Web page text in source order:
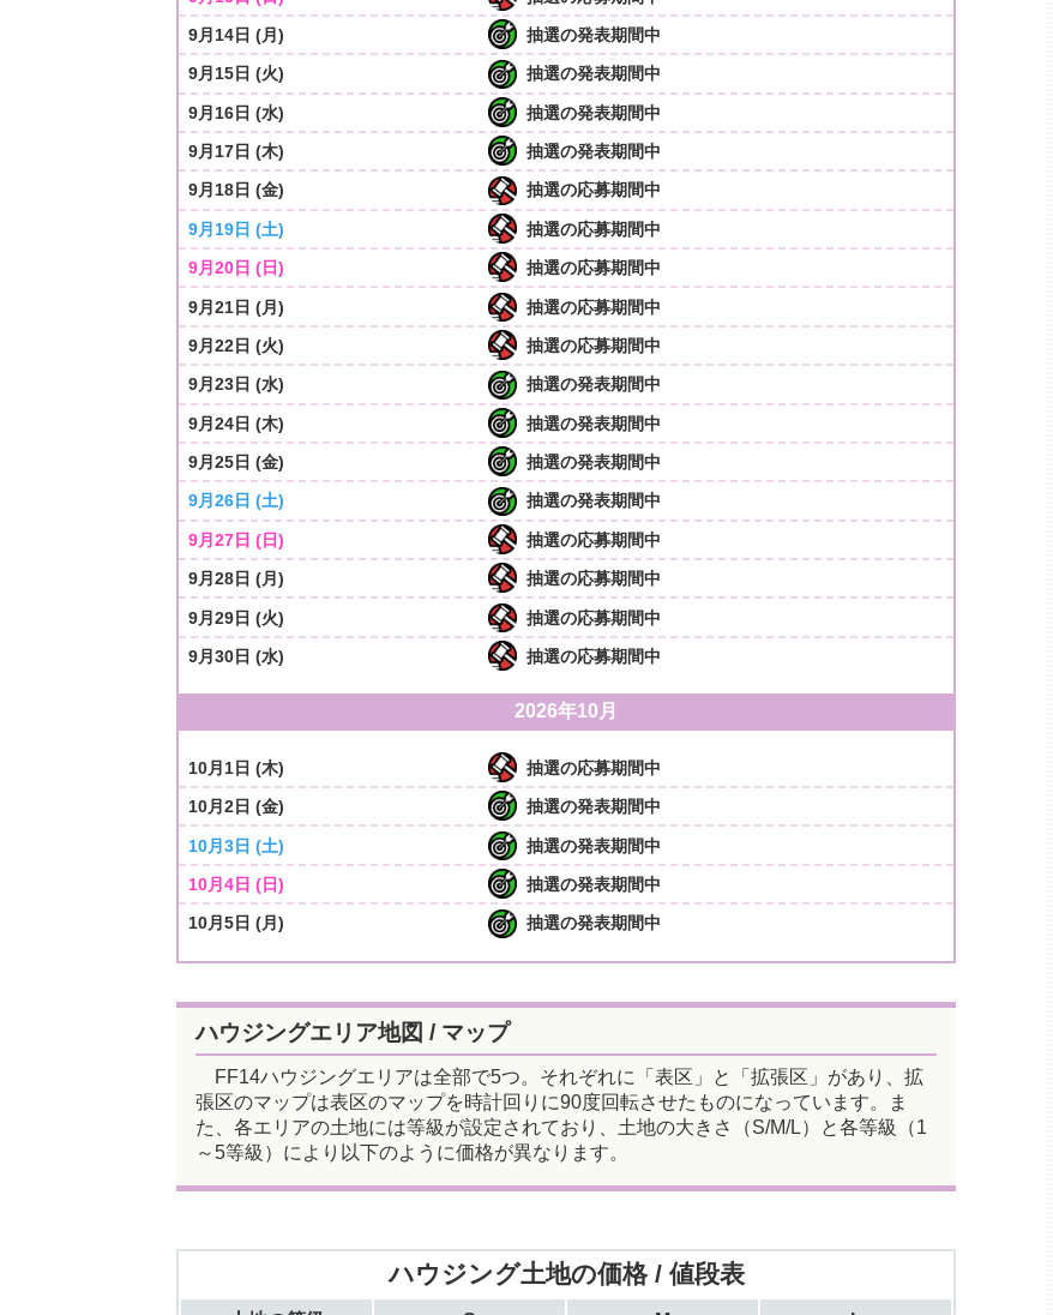
9月14日 (月) 抽選の発表期間中
9月15日 (火) 抽選の発表期間中
9月16日 (水) 抽選の発表期間中
9月17日 (木) 抽選の発表期間中
9月18日 (金) 抽選の応募期間中
9月19日 (土) 抽選の応募期間中
9月20日 (日) 抽選の応募期間中
9月21日 (月) 抽選の応募期間中
9月22日 (火) 抽選の応募期間中
9月23日 (水) 抽選の発表期間中
9月24日 (木) 抽選の発表期間中
9月25日 (金) 抽選の発表期間中
9月26日 (土) 抽選の発表期間中
9月27日 (日) 抽選の応募期間中
9月28日 (月) 抽選の応募期間中
9月29日 (火) 抽選の応募期間中
9月30日 (水) 抽選の応募期間中
2026年10月
10月1日 (木) 抽選の応募期間中
10月2日 (金) 抽選の発表期間中
10月3日 (土) 抽選の発表期間中
10月4日 (日) 抽選の発表期間中
10月5日 (月) 抽選の発表期間中
ハウジングエリア地図 / マップ
FF14ハウジングエリアは全部で5つ。それぞれに「表区」と「拡張区」があり、拡
張区のマップは表区のマップを時計回りに90度回転させたものになっています。ま
た、各エリアの土地には等級が設定されており、土地の大きさ（S/M/L）と各等級（1
～5等級）により以下のように価格が異なります。
ハウジング土地の価格 / 値段表